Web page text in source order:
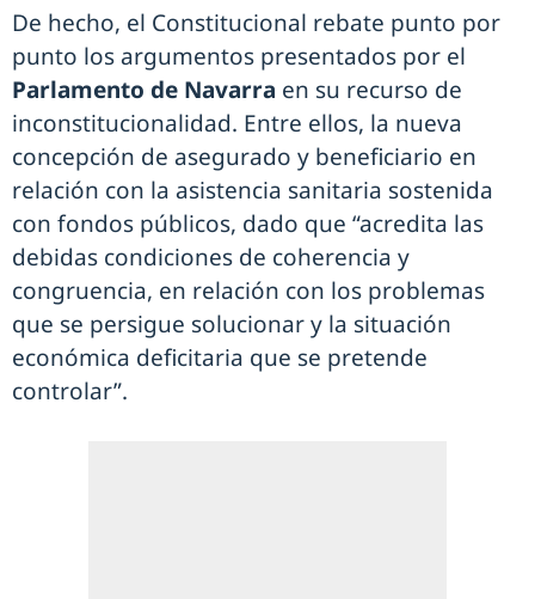
De hecho, el Constitucional rebate punto por
punto los argumentos presentados por el
Parlamento de Navarra en su recurso de
inconstitucionalidad. Entre ellos, la nueva
concepción de asegurado y beneficiario en
relación con la asistencia sanitaria sostenida
con fondos públicos, dado que “acredita las
debidas condiciones de coherencia y
congruencia, en relación con los problemas
que se persigue solucionar y la situación
económica deficitaria que se pretende
controlar”.